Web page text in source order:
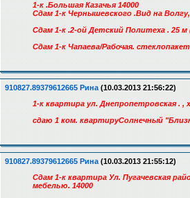
1-к .Большая Казачья 14000
Сдам 1-к Чернышевского .Вид на Волгу,
Сдам 1-к .2-ой Детский Политеха . 25
Сдам 1-к Чапаева/Рабочая.
910827.89379612665 Рина (10.03.2013 21:56:22)
1-к квартира ул. Днепропетровская . ,
cдaю 1 кoм. квapтиpуCoлнeчный
910827.89379612665 Рина (10.03.2013 21:55:12)
Сдам 1-к квартира Ул. Пугачевская
мебелью. 14000